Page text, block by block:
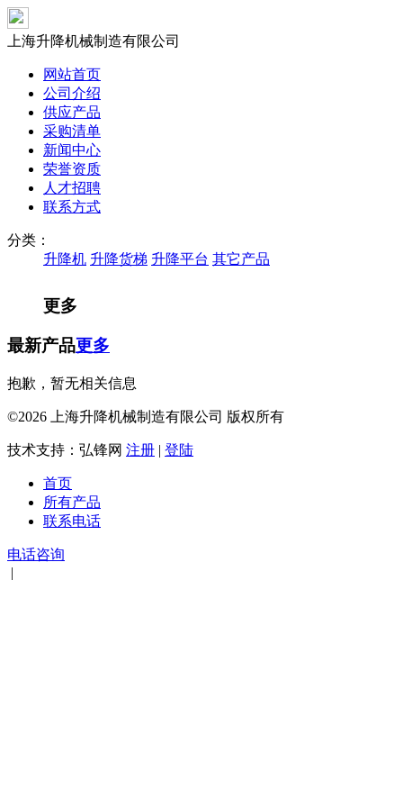
上海升降机械制造有限公司
网站首页
公司介绍
供应产品
采购清单
新闻中心
荣誉资质
人才招聘
联系方式
分类：
升降机 升降货梯 升降平台 其它产品
更多
最新产品更多
抱歉，暂无相关信息
©2026 上海升降机械制造有限公司 版权所有
技术支持：弘锋网 注册 | 登陆
首页
所有产品
联系电话
电话咨询
|